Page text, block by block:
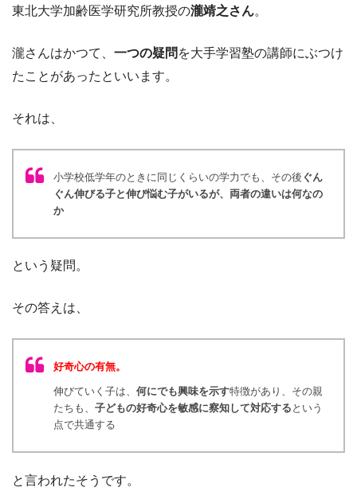
東北大学加齢医学研究所教授の瀧靖之さん。
瀧さんはかつて、 一つの疑問 を大手学習塾の講師にぶつけ
たことがあったといいます。
それは、
小学校低学年のときに同じくらいの学力でも、その後 ぐん
ぐん伸びる子と伸び悩む子がいるが、両者の違いは何なの
か
という疑問。
その答えは、
好奇心の有無。
伸びていく子は、 何にでも興味を示す特徴があり、その親
たちも、 子どもの好奇心を敏感に察知して対応する という
点で共通する
と言われたそうです。